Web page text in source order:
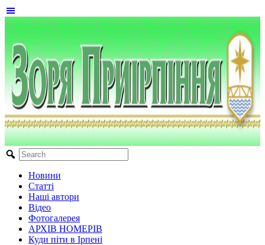
Новини
Статті
Наші автори
Відео
Фотогалерея
АРХІВ НОМЕРІВ
Куди піти в Ірпені